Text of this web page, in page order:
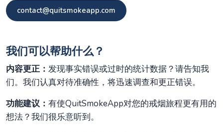
contact@quitsmokeapp.com
我们可以帮助什么？
内容更正： 发现事实错误或过时的统计数据？请告知我
们。我们认真对待准确性，将迅速调查和更正错误。
功能建议： 有使QuitSmokeApp对您的戒烟旅程更有用的
想法？我们很乐意听到。